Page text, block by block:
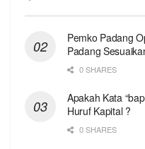
Pemko Padang
Padang
0 SHARES
Apakah Kata
Huruf Kapital ?
0 SHARES